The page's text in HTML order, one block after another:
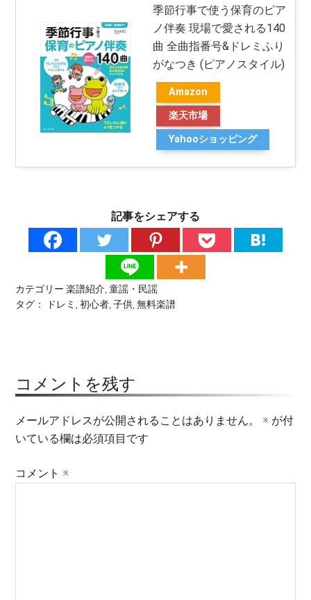
季節行事で使う保育のピア
ノ伴奏 現場で愛される140
曲 全曲指番号&ドレミふり
がなつき (ピアノスタイル)
Amazon
楽天市場
Yahooショッピング
記事をシェアする
カテゴリー楽譜紹介,童謡・民謡
タグ：
ドレミ ,初心者,子供,無料楽譜
コメントを残す
メールアドレスが公開されることはありません。 ※ が付
いている欄は必須項目です
コメント ※